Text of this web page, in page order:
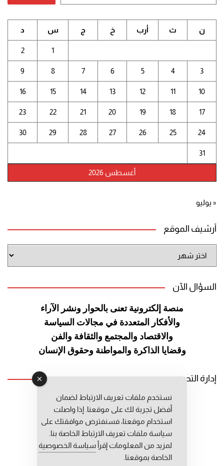
أغسطس 2026
ن ث أرب خ ج س د
1
2
3
4
5
6
7
8
9
10
11
12
13
14
15
16
17
18
19
20
21
22
23
24
25
26
27
28
29
30
31
« يوليو
أرشيف الموقع
الموقع
السؤال الآن
منصة إلكترونية تعنى بالحوار ونشر الآراء
والأفكار المتعددة في مجالات السياسة
والاقتصاد والمجتمع والثقافة والفن
وقضايا الذاكرة والمواطنة وحقوق الإنسان
إدارة التحرير
رئيس التحرير: عبد الرحيم التوراني
رئيس التحرير المساعد: المعطي قبال
مديرة التحرير: فاطمة حوحو
نستخدم ملفات تعريف الارتباط لضمان
أفضل تجربة لك على موقعنا. إذا واصلت
استخدام موقعنا، فسنفترض موافقتك على
سياسة ملفات تعريف الارتباط الخاصة بنا.
لمزيد من المعلومات إقرأ سياسة الخصوصية
الخاصة بموقعنا.